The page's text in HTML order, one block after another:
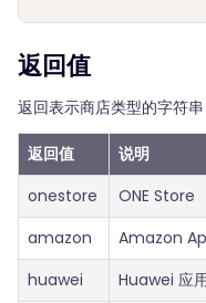
返回值
返回表示商店类型的字符
返回值
说明
onestore
ONE Store
amazon
Amazon
huawei
Huawei 应